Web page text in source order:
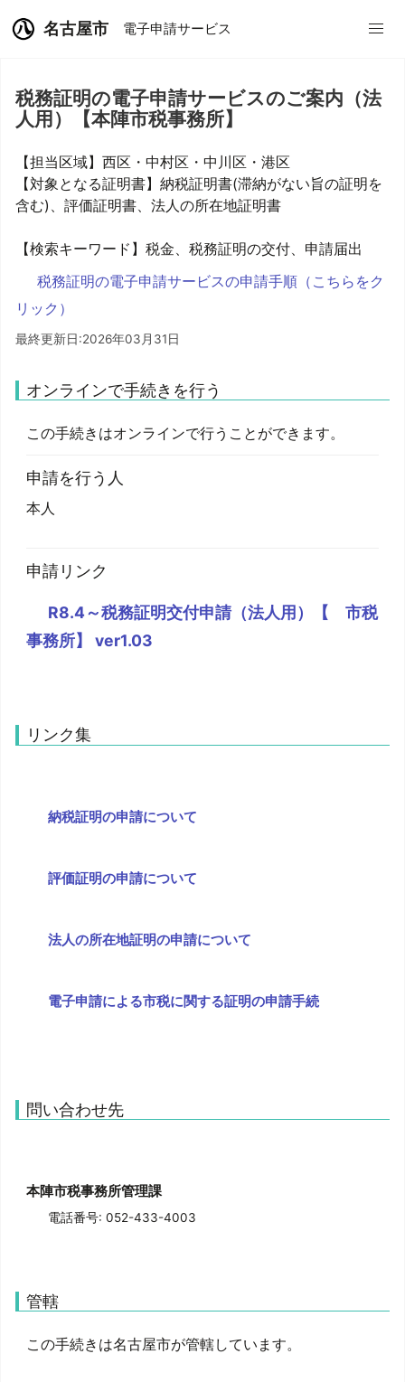
名古屋市 電子申請サービス
税務証明の電子申請サービスのご案内（法
人用）【本陣市税事務所】
【担当区域】西区・中村区・中川区・港区
【対象となる証明書】納税証明書(滞納がない旨の証明を
含む)、評価証明書、法人の所在地証明書
【検索キーワード】税金、税務証明の交付、申請届出
税務証明の電子申請サービスの申請手順（こちらをク
リック）
最終更新日:2026年03月31日
オンラインで手続きを行う
この手続きはオンラインで行うことができます。
申請を行う人
本人
申請リンク
R8.4～税務証明交付申請（法人用）【 市税
事務所】 ver1.03
リンク集
納税証明の申請について
評価証明の申請について
法人の所在地証明の申請について
電子申請による市税に関する証明の申請手続
問い合わせ先
本陣市税事務所管理課
電話番号: 052-433-4003
管轄
この手続きは名古屋市が管轄しています。